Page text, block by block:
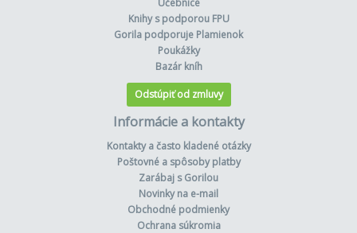
Učebnice
Knihy s podporou FPU
Gorila podporuje Plamienok
Poukážky
Bazár kníh
Odstúpiť od zmluvy
Informácie a kontakty
Kontakty a často kladené otázky
Poštovné a spôsoby platby
Zarábaj s Gorilou
Novinky na e-mail
Obchodné podmienky
Ochrana súkromia